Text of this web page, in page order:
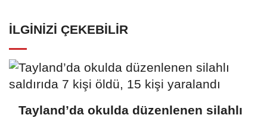
İLGINIZI ÇEKEBILIR
Tayland’da okulda düzenlenen silahlı